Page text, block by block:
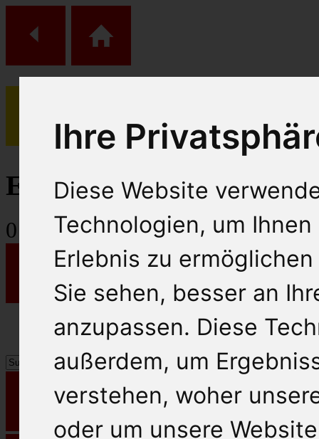
Ihre
Diese Website
Technologien, um
Erlebnis zu
Sie sehen, besser an
anzupassen. Diese
außerdem, um
verstehen, woher
oder um unsere
(0)
Einkaufs Wagen
0 Artikel